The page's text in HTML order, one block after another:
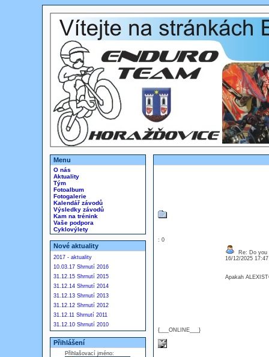
Menu
O nás
Aktuality
Tým
Fotoalbum
Fotogalerie
Kalendář závodů
Výsledky závodů
Kam na trénink
Vaše podpora
Cyklovýlety
Nové aktuality
2017 - aktuality
10.03.17 Shrnutí 2016
31.12.15 Shrnutí 2015
31.12.14 Shrnutí 2014
31.12.13 Shrnutí 2013
31.12.12 Shrnutí 2012
31.12.11 Shrnutí 2011
31.12.10 Shrnutí 2010
Přihlášení
Přihlašovací jméno:
: 0
{___ONLINE___}
Re: Do you
16/12/2025
Apakah